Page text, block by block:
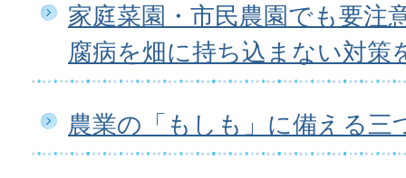
家庭菜園・市民農園でも要注
腐病を畑に持ち込まない対策
農業の「もしも」に備える三